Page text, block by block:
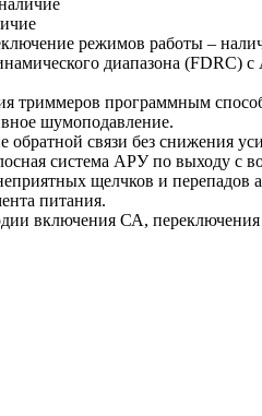
режимов работы –
диапазона
триммеров программным
шумоподавление.
обратной связи без снижения
система АРУ по выходу с
щелчков и
питания.
включения СА,